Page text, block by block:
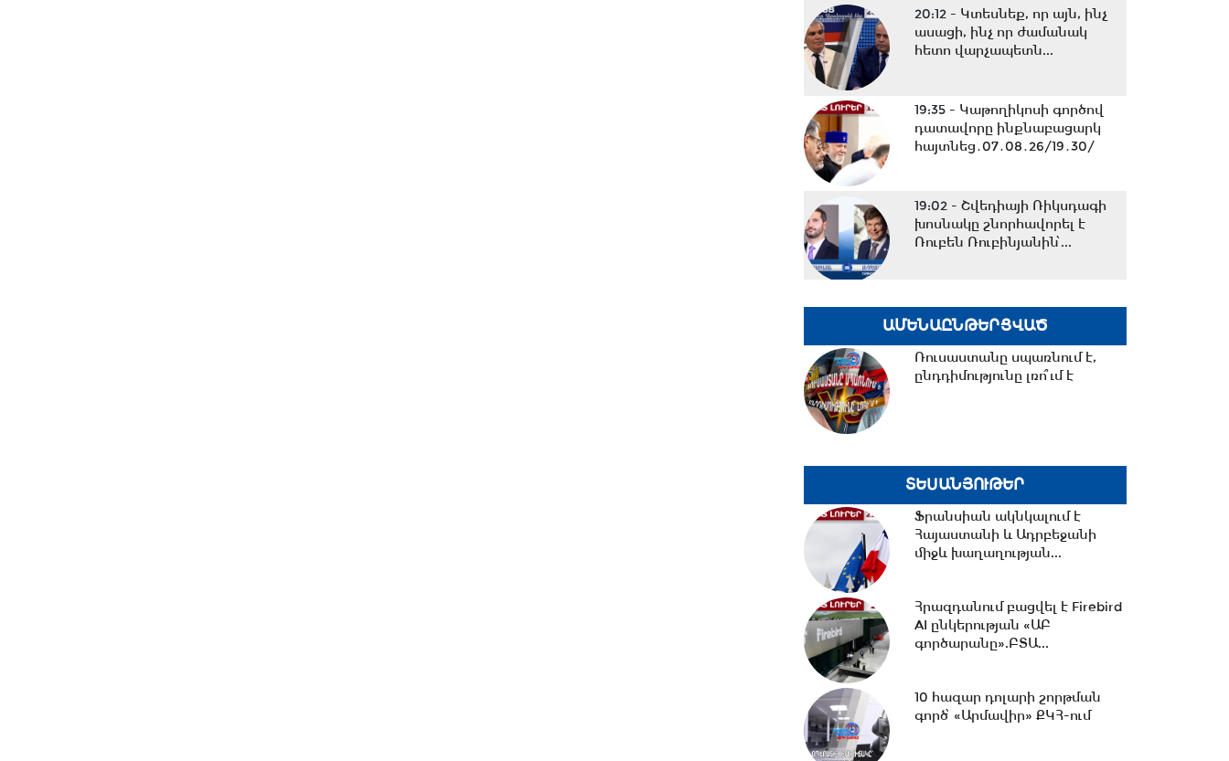
20:12 - Կտեսնեք, որ այն, ինչ
ասացի, ինչ որ ժամանակ
հետո վարչապետն...
19:35 - Կաթողիկոսի գործով
դատավորը ինքնաբացարկ
հայտնեց․07․08․26/19․30/
19:02 - Շվեդիայի Ռիկսդագի
խոսնակը շնորհավորել է
Ռուբեն Ռուբինյանին՝...
ժողովրդին գործի ընդունել
17:33 -Թրամփը նոր
սահմանափակումներ է
մտցնում ԱՄՆ
քաղաքացիություն...
մասնակցությամբ
քարոզարշավը խոչընդոտելու
դեպքի...
նախկին ղեկավար Մուրադ
Սիմոնյանից կբռնագանձվի...
ԱՄԵՆԱԸՆԹԵՐՑՎԱԾ
Ռուսաստանը սպառնում է,
ընդդիմությունը լռո՞ւմ է
ՏԵՍԱՆՅՈՒԹԵՐ
Ֆրանսիան ակնկալում է
Հայաստանի և Ադրբեջանի
միջև խաղաղության...
Հրազդանում բացվել է Firebird
AI ընկերության «ԱԲ
գործարանը».ԲՏԱ...
10 հազար դոլարի շորթման
գործ՝ «Արմավիր» ՔԿՀ-ում